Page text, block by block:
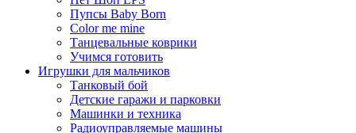
Пупсы Baby Born
Сolor me mine
Танцевальные коврики
Учимся готовить
Игрушки для мальчиков
Танковый бой
Детские гаражи и парковки
Машинки и техника
Радиоуправляемые машины